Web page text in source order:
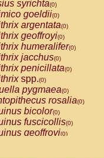
donacophilus
moloch
torquatus
spp.(0)
satanas(0)
monachus
pithecia(0)
Cercocebus agilis
Cercocebus
Cercocebus
Cercocebus
Cercocebus
Cercocebushybrid
syrichta(0)
goeldii(0)
argentata(0)
geoffroyi(0)
humeralifer(0)
jacchus(0)
penicillata(0)
spp.(0)
pygmaea(0)
rosalia(0)
bicolor(0)
fuscicollis(0)
geoffroyi(0)